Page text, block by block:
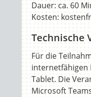
Dauer: ca. 60
Kosten:
Technische
Für die
internetfähigen
Tablet. Die
Microsoft